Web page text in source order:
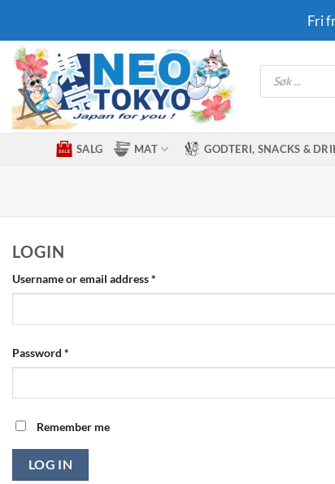
content
Fri
Products
search
SALG MAT GODTERI, SNACKS &
LOGIN
Username or email address*
Password *
Remember me
LOG IN